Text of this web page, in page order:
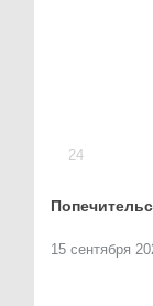
24
15 сентября